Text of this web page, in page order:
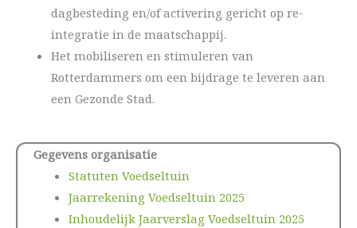
dagbesteding en/of activering gericht op re-
integratie in de maatschappij.
Het mobiliseren en stimuleren van
Rotterdammers om een bijdrage te leveren aan
een Gezonde Stad.
Gegevens organisatie
Statuten Voedseltuin
Jaarrekening Voedseltuin 2025
Inhoudelijk Jaarverslag Voedseltuin 2025